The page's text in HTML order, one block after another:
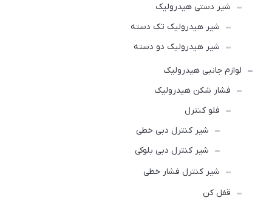
شیر دستی هیدرولیک
شیر هیدرولیک تک دسته
شیر هیدرولیک دو دسته
لوازم جانبی هیدرولیک
فشار شکن هیدرولیک
فلو کنترل
شیر کنترل دبی خطی
شیر کنترل دبی بلوکی
شیر کنترل فشار خطی
قفل کن